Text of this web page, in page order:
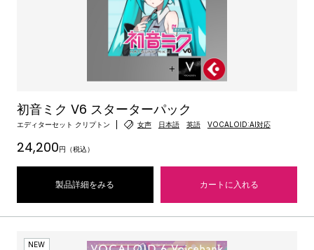
初音ミク V6 スターターパック
エディターセット クリプトン 女声 日本語 英語 VOCALOID:AI対応
24,200円（税込）
製品詳細をみる カートに入れる
NEW